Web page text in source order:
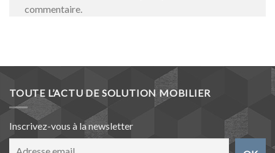
commentaire.
TOUTE L’ACTU DE SOLUTION MOBILIER
Inscrivez-vous à la newsletter